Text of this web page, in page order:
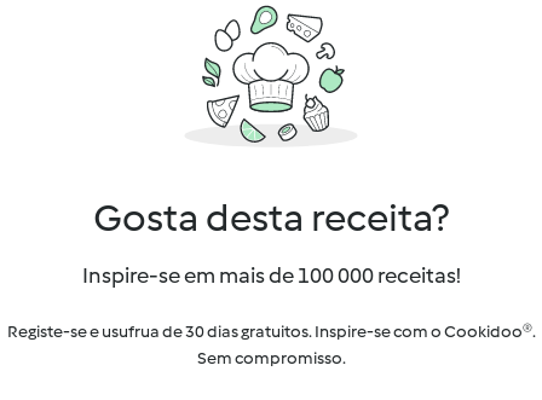
Gosta desta receita?
Inspire-se em mais de 100 000 receitas!
Registe-se e usufrua de 30 dias gratuitos. Inspire-se com o Cookidoo®.
Sem compromisso.